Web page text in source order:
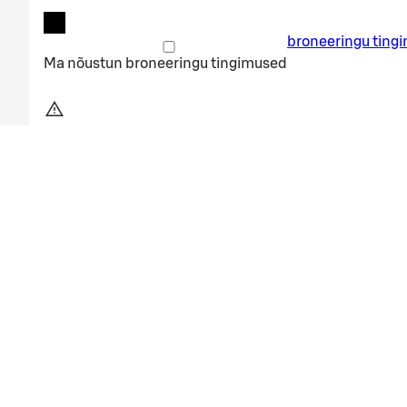
Ma nõustun broneeringu tingimused
broneeringu